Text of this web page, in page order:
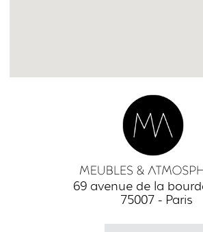
69 avenue de la
75007 - Paris